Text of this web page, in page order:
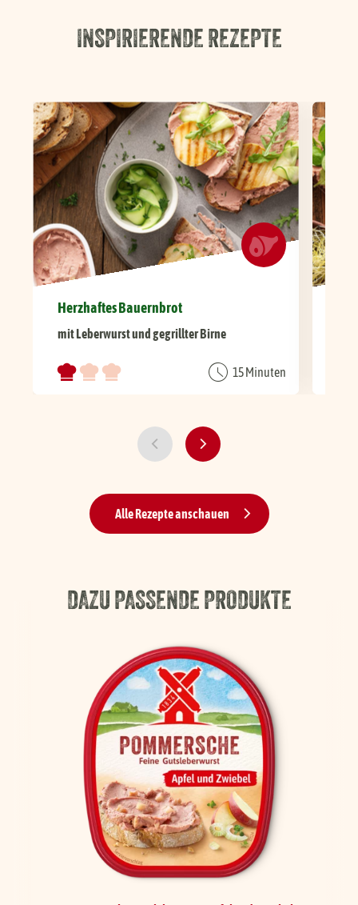
INSPIRIERENDE REZEPTE
Herzhaftes Bauernbrot
mit Leberwurst und gegrillter Birne
15 Minuten
Alle Rezepte anschauen
DAZU PASSENDE PRODUKTE